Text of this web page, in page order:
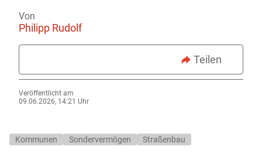
Von
Philipp Rudolf
Teilen
Veröffentlicht am
09.06.2026, 14:21 Uhr
Kommunen Sondervermögen Straßenbau